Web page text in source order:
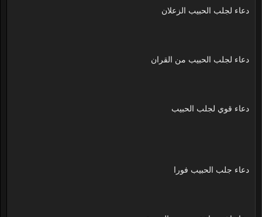
دعاء لجلب الحبيب الزعلان
دعاء لجلب الحبيب من القران
دعاء قوي لجلب الحبيب
دعاء جلب الحبيب فورا